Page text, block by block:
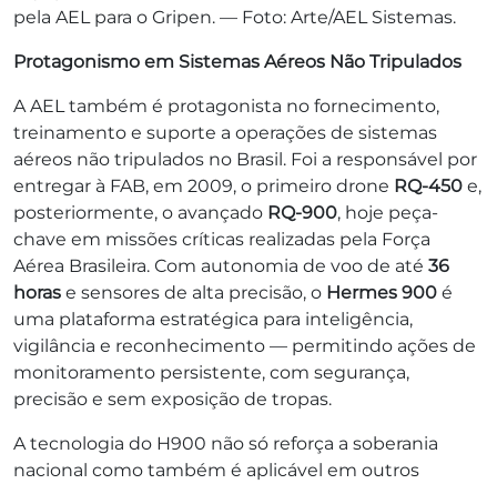
pela AEL para o Gripen. — Foto: Arte/AEL Sistemas.
Protagonismo em Sistemas Aéreos Não Tripulados
A AEL também é protagonista no fornecimento,
treinamento e suporte a operações de sistemas
aéreos não tripulados no Brasil. Foi a responsável por
entregar à FAB, em 2009, o primeiro drone RQ-450 e,
posteriormente, o avançado RQ-900, hoje peça-
chave em missões críticas realizadas pela Força
Aérea Brasileira. Com autonomia de voo de até 36
horas e sensores de alta precisão, o Hermes 900 é
uma plataforma estratégica para inteligência,
vigilância e reconhecimento — permitindo ações de
monitoramento persistente, com segurança,
precisão e sem exposição de tropas.
A tecnologia do H900 não só reforça a soberania
nacional como também é aplicável em outros